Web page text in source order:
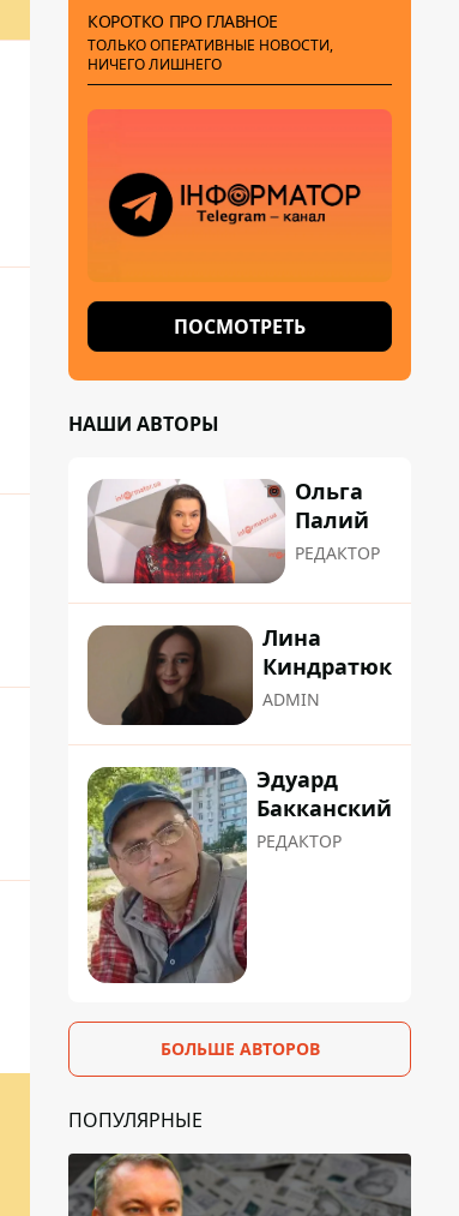
КОРОТКО ПРО ГЛАВНОЕ
ТОЛЬКО ОПЕРАТИВНЫЕ НОВОСТИ,
НИЧЕГО ЛИШНЕГО
ПОСМОТРЕТЬ
НАШИ АВТОРЫ
Ольга
Палий
РЕДАКТОР
Лина
Киндратюк
ADMIN
Эдуард
Бакканский
РЕДАКТОР
БОЛЬШЕ АВТОРОВ
ПОПУЛЯРНЫЕ